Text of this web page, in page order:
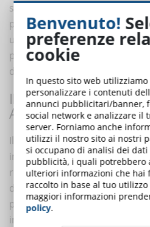
screen reader avranno
porterà quel collegamento.
utilizzare gli URL come testo
prediligi frasi concise e
docente” al posto di un
INSERISCI
ALLE IMMAGINI
Il testo alternativoè un testo
immagini che viene letto ad
reader consentendo a chi non
di comprenderne il
particolarmente utile in caso
informativo, come grafici e
Benvenuto!
preferenze
cookie
In questo sito web
personalizzare i contenuti
annunci pubblicitari/banner,
social network e analizzare il
server. Forniamo anche
utilizzi il nostro sito ai nostri
si occupano di analisi dei
pubblicità, i quali potrebbero
ulteriori informazioni che hai
raccolto in base al tuo
maggiori informazioni
policy.